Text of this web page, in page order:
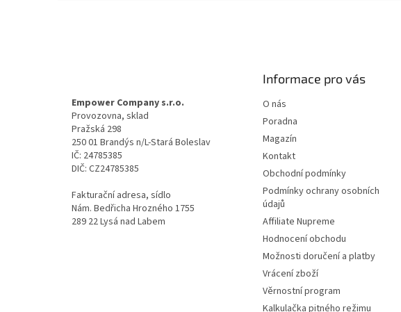
Empower Company s.r.o.
Provozovna, sklad
Pražská 298
250 01 Brandýs n/L-Stará Boleslav
IČ: 24785385
DIČ: CZ24785385
Fakturační adresa, sídlo
Nám. Bedřicha Hrozného 1755
289 22 Lysá nad Labem
Informace pro vás
O nás
Poradna
Magazín
Kontakt
Obchodní podmínky
Podmínky ochrany osobních
údajů
Affiliate Nupreme
Hodnocení obchodu
Možnosti doručení a platby
Vrácení zboží
Věrnostní program
Kalkulačka pitného režimu